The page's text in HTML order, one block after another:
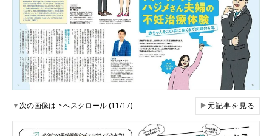
▼次の画像は下へスクロール (11/17) ▶元記事を見る